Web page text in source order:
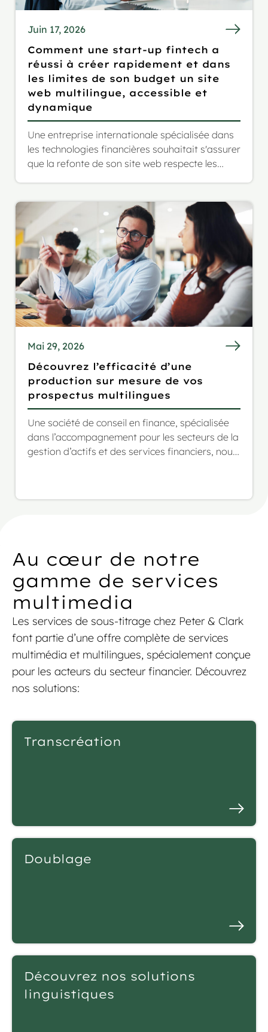
Juin 17, 2026
Comment une start-up fintech a
réussi à créer rapidement et dans
les limites de son budget un site
web multilingue, accessible et
dynamique
Une entreprise internationale spécialisée dans
les technologies financières souhaitait s'assurer
que la refonte de son site web respecte les
Mai 29, 2026
Découvrez l’efficacité d’une
production sur mesure de vos
prospectus multilingues
Une société de conseil en finance, spécialisée
dans l’accompagnement pour les secteurs de la
gestion d’actifs et des services financiers, nous
Au cœur de notre
gamme de services
multimedia
Les services de sous-titrage chez Peter & Clark
font partie d’une offre complète de services
multimédia et multilingues, spécialement conçue
pour les acteurs du secteur financier. Découvrez
nos solutions:
Transcréation
Doublage
Découvrez nos solutions
linguistiques